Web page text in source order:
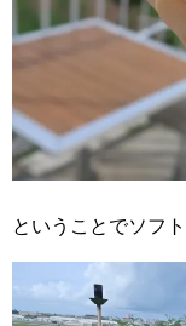
ということでソフ